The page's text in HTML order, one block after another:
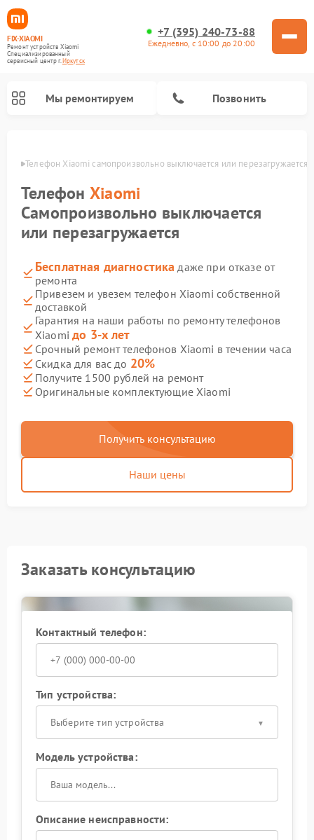
FIX-XIAOMI
Ремонт устройств Xiaomi
Специализированный
cервисный центр г.Иркутск
+7 (395) 240-73-88
Ежедневно, с 10:00 до 20:00
Мы ремонтируем Позвонить
Телефон Xiaomi самопроизвольно выключается или перезагружается
Телефон Xiaomi
Самопроизвольно выключается
или перезагружается
Бесплатная диагностика даже при отказе от
ремонта
Привезем и увезем телефон Xiaomi собственной
доставкой
Гарантия на наши работы по ремонту телефонов
Xiaomiдо 3-х лет
Срочный ремонт телефонов Xiaomi в течении часа
Скидка для вас до 20%
Получите 1500 рублей на ремонт
Оригинальные комплектующие Xiaomi
Получить консультацию
Наши цены
Заказать консультацию
Контактный телефон:
Тип устройства:
Выберите тип устройства
Модель устройства:
Описание неисправности: